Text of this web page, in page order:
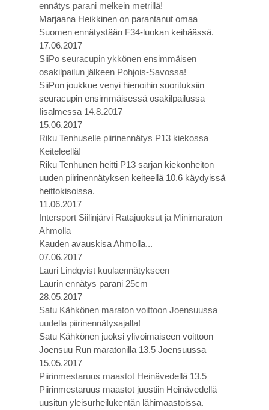
ennätys parani melkein metrillä!
Marjaana Heikkinen on parantanut omaa
Suomen ennätystään F34-luokan keihäässä.
17.06.2017
SiiPo seuracupin ykkönen ensimmäisen
osakilpailun jälkeen Pohjois-Savossa!
SiiPon joukkue venyi hienoihin suorituksiin
seuracupin ensimmäisessä osakilpailussa
Iisalmessa 14.8.2017
15.06.2017
Riku Tenhuselle piirinennätys P13 kiekossa
Keiteleellä!
Riku Tenhunen heitti P13 sarjan kiekonheiton
uuden piirinennätyksen keiteellä 10.6 käydyissä
heittokisoissa.
11.06.2017
Intersport Siilinjärvi Ratajuoksut ja Minimaraton
Ahmolla
Kauden avauskisa Ahmolla...
07.06.2017
Lauri Lindqvist kuulaennätykseen
Laurin ennätys parani 25cm
28.05.2017
Satu Kähkönen maraton voittoon Joensuussa
uudella piirinennätysajalla!
Satu Kähkönen juoksi ylivoimaiseen voittoon
Joensuu Run maratonilla 13.5 Joensuussa
15.05.2017
Piirinmestaruus maastot Heinävedellä 13.5
Piirinmestaruus maastot juostiin Heinävedellä
uusitun yleisurheilukentän lähimaastoissa.